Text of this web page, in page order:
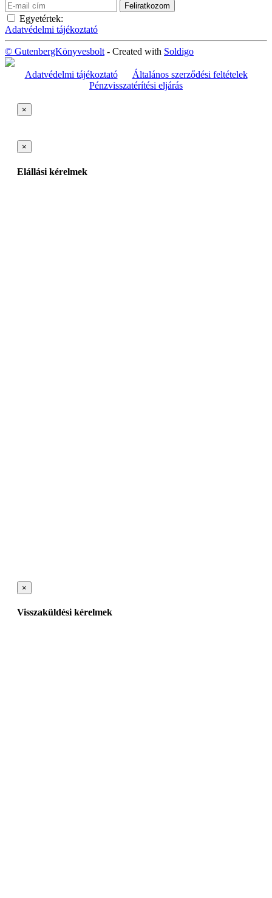
Egyetértek:
Adatvédelmi tájékoztató
© GutenbergKönyvesbolt - Created with Soldigo
Adatvédelmi tájékoztató
Általános szerződési feltételek
Pénzvisszatérítési eljárás
×
×
Elállási kérelmek
×
Visszaküldési kérelmek